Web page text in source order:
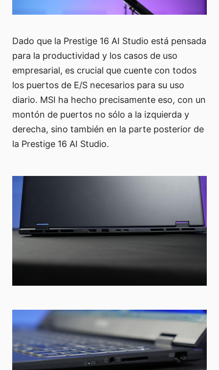
Dado que la Prestige 16 AI Studio está pensada
para la productividad y los casos de uso
empresarial, es crucial que cuente con todos
los puertos de E/S necesarios para su uso
diario. MSI ha hecho precisamente eso, con un
montón de puertos no sólo a la izquierda y
derecha, sino también en la parte posterior de
la Prestige 16 AI Studio.